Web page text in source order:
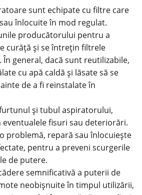
sunt echipate cu filtre care
înlocuite în mod regulat.
producătorului pentru a
curăță și se întrețin filtrele
general, dacă sunt reutilizabile,
cu apă caldă și lăsate să se
de a fi reinstalate în
și tubul aspiratorului,
fisuri sau deteriorări.
problemă, repară sau înlocuiește
pentru a preveni scurgerile
de putere.
semnificativă a puterii de
neobișnuite în timpul utilizării,